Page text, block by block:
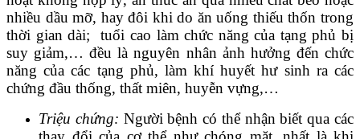
nhiều dầu mỡ, hay đôi khi do ăn uống thiếu thốn trong
thời gian dài; tuổi cao làm chức năng của tạng phủ bị
suy giảm,… đều là nguyên nhân ảnh hưởng đến chức
năng của các tạng phủ, làm khí huyết hư sinh ra các
chứng đầu thống, thất miên, huyễn vựng,…
Triệu chứng: Người bệnh có thể nhận biết qua các